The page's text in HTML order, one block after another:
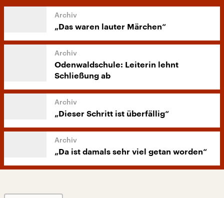
„Das waren lauter Märchen“
Odenwaldschule: Leiterin lehnt
Schließung ab
„Dieser Schritt ist überfällig“
„Da ist damals sehr viel getan worden“